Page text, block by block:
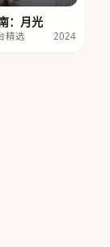
：月光
精选 2024